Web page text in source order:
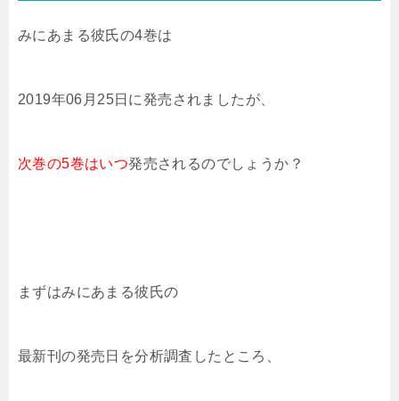
みにあまる彼氏の4巻は
2019年06月25日に発売されました が、
次巻の5巻はいつ発売されるのでしょうか？
まずはみにあまる彼氏の
最新刊の発売日を分析調査したところ、